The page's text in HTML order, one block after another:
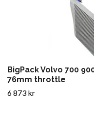
BigPack Volvo 700
76mm throttle
6 873 kr